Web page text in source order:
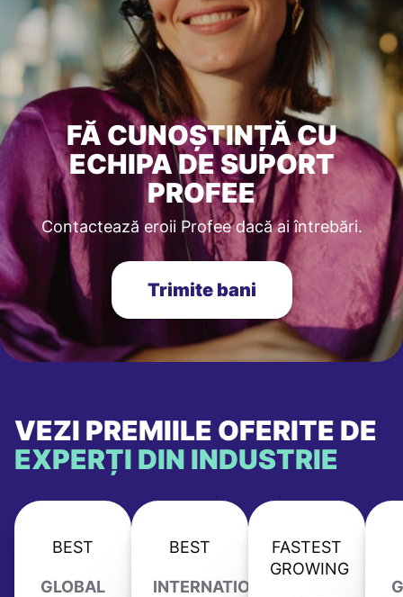
FĂ CUNOȘTINȚĂ CU
ECHIPA DE SUPORT
PROFEE
Contactează eroii Profee dacă ai întrebări.
Trimite bani
VEZI PREMIILE OFERITE DE
EXPERȚI DIN INDUSTRIE
BEST
GLOBAL
BEST
INTERNATIONAL
FASTEST
GROWING